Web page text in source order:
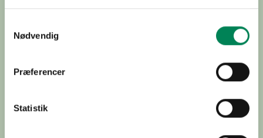
Nødvendig
Præferencer
Statistik
About